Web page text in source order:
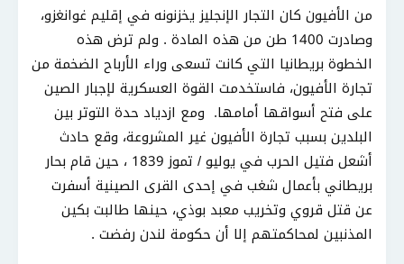
من الأفيون كان التجار الإنجليز يخزنونه في إقليم غوانغزو،
وصادرت 1400 طن من هذه المادة . ولم ترض هذه
الخطوة بريطانيا التي كانت تسعى وراء الأرباح الضخمة من
تجارة الأفيون، فاستخدمت القوة العسكرية لإجبار الصين
على فتح أسواقها أمامها. ومع ازدياد حدة التوتر بين
البلدين بسبب تجارة الأفيون غير المشروعة، وقع حادث
أشعل فتيل الحرب في يوليو / تموز 1839 ، حين قام بحار
بريطاني بأعمال شغب في إحدى القرى الصينية أسفرت
عن قتل قروي وتخريب معبد بوذي، حينها طالبت بكين
المذنبين لمحاكمتهم إلا أن حكومة لندن رفضت .